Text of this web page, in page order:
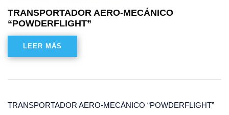
TRANSPORTADOR AERO-MECÁNICO
“POWDERFLIGHT”
LEER MÁS
TRANSPORTADOR AERO-MECÁNICO “POWDERFLIGHT”